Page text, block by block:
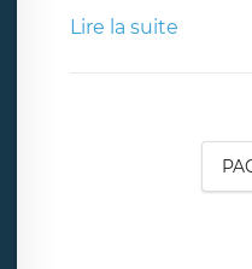
Lire la suite